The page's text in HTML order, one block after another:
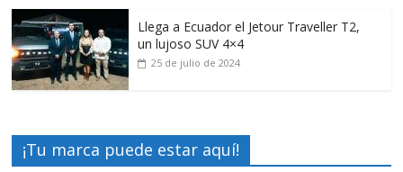
Llega a Ecuador el Jetour Traveller T2,
un lujoso SUV 4×4
25 de julio de 2024
¡Tu marca puede estar aquí!